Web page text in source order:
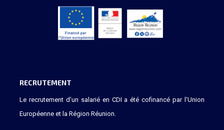
RECRUTEMENT
Le recrutement d'un salarié en CDI a été cofinancé par l'Union
Européenne et la Région Réunion.